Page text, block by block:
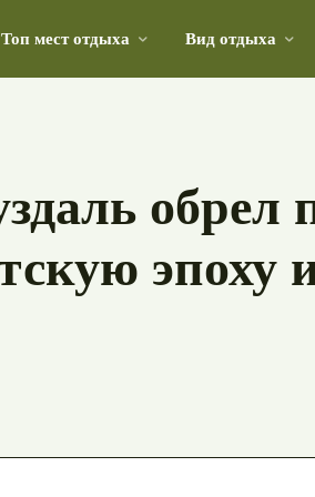
Топ мест отдыха Вид отдыха
обрел